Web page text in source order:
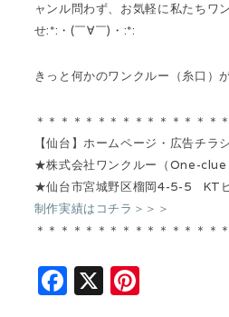
ャンル問わず、お気軽に私たちワ
せ:*:・(￣∀￣)・:*:
きっと何かのワンクルー（糸口）
＊＊＊＊＊＊＊＊＊＊＊＊＊＊＊
【仙台】ホームページ・広告チラ
★株式会社ワンクルー（One-
★仙台市宮城野区榴岡4-5-5 KT
制作実績はコチラ＞＞＞
＊＊＊＊＊＊＊＊＊＊＊＊＊＊＊
F X Pi